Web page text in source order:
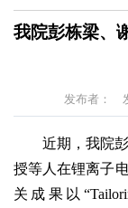
我院彭栋梁、
发布者：
近期，我院
授等人在锂离子
关成果以